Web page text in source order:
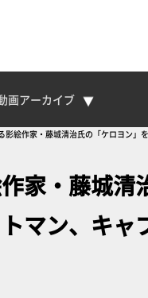
画アーカイブ
影絵作家・藤城清治氏の「ケロヨン」
家・藤城
マン、キャ